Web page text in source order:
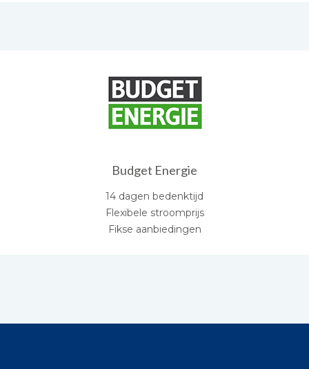
Budget Energie
14 dagen bedenktijd
Flexibele stroomprijs
Fikse aanbiedingen